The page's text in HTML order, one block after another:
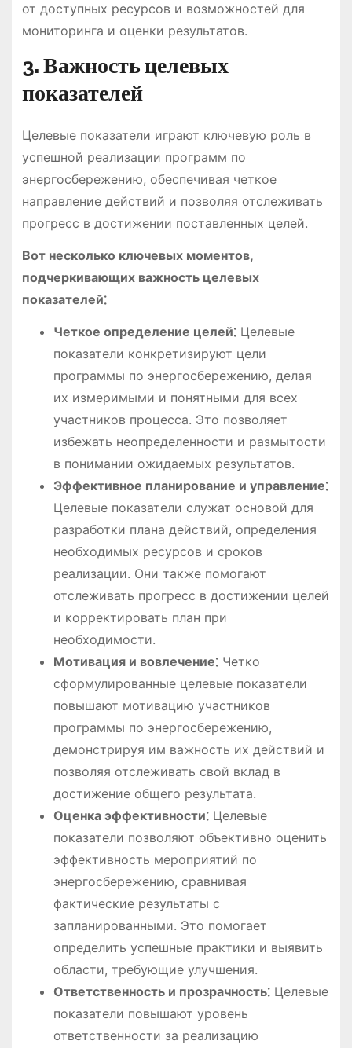
от доступных ресурсов и возможностей для
мониторинга и оценки результатов.
3. Важность целевых
показателей
Целевые показатели играют ключевую роль в
успешной реализации программ по
энергосбережению, обеспечивая четкое
направление действий и позволяя отслеживать
прогресс в достижении поставленных целей.
Вот несколько ключевых моментов,
подчеркивающих важность целевых
показателей⁚
Четкое определение целей⁚Целевые
показатели конкретизируют цели
программы по энергосбережению, делая
их измеримыми и понятными для всех
участников процесса. Это позволяет
избежать неопределенности и размытости
в понимании ожидаемых результатов.
Эффективное планирование и управление⁚
Целевые показатели служат основой для
разработки плана действий, определения
необходимых ресурсов и сроков
реализации. Они также помогают
отслеживать прогресс в достижении целей
и корректировать план при
необходимости.
Мотивация и вовлечение⁚Четко
сформулированные целевые показатели
повышают мотивацию участников
программы по энергосбережению,
демонстрируя им важность их действий и
позволяя отслеживать свой вклад в
достижение общего результата.
Оценка эффективности⁚Целевые
показатели позволяют объективно оценить
эффективность мероприятий по
энергосбережению, сравнивая
фактические результаты с
запланированными. Это помогает
определить успешные практики и выявить
области, требующие улучшения.
Ответственность и прозрачность⁚Целевые
показатели повышают уровень
ответственности за реализацию